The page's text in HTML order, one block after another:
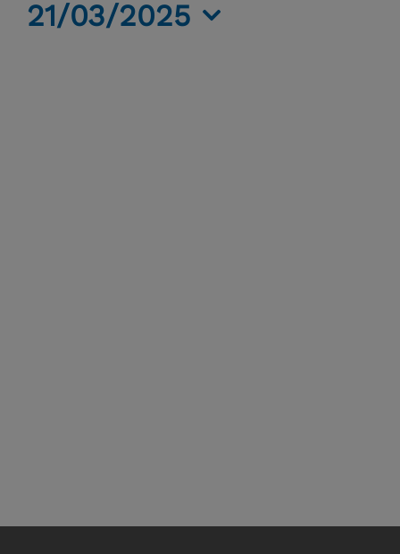
21
21/03/2025